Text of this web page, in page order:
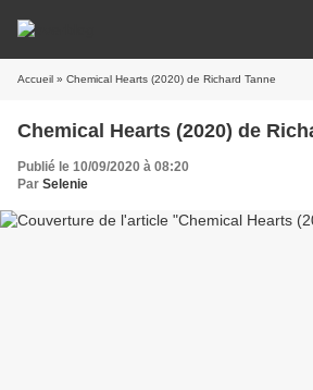
Accueil » Chemical Hearts (2020) de Richard Tanne
Chemical Hearts (2020) de
Publié le 10/09/2020 à 08:20
Par Selenie